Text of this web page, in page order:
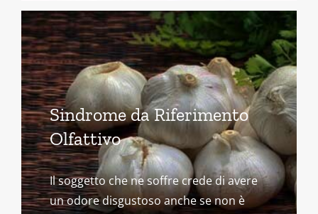
Sindrome da Riferimento
Olfattivo
Il soggetto che ne soffre crede di avere
un odore disgustoso anche se non è